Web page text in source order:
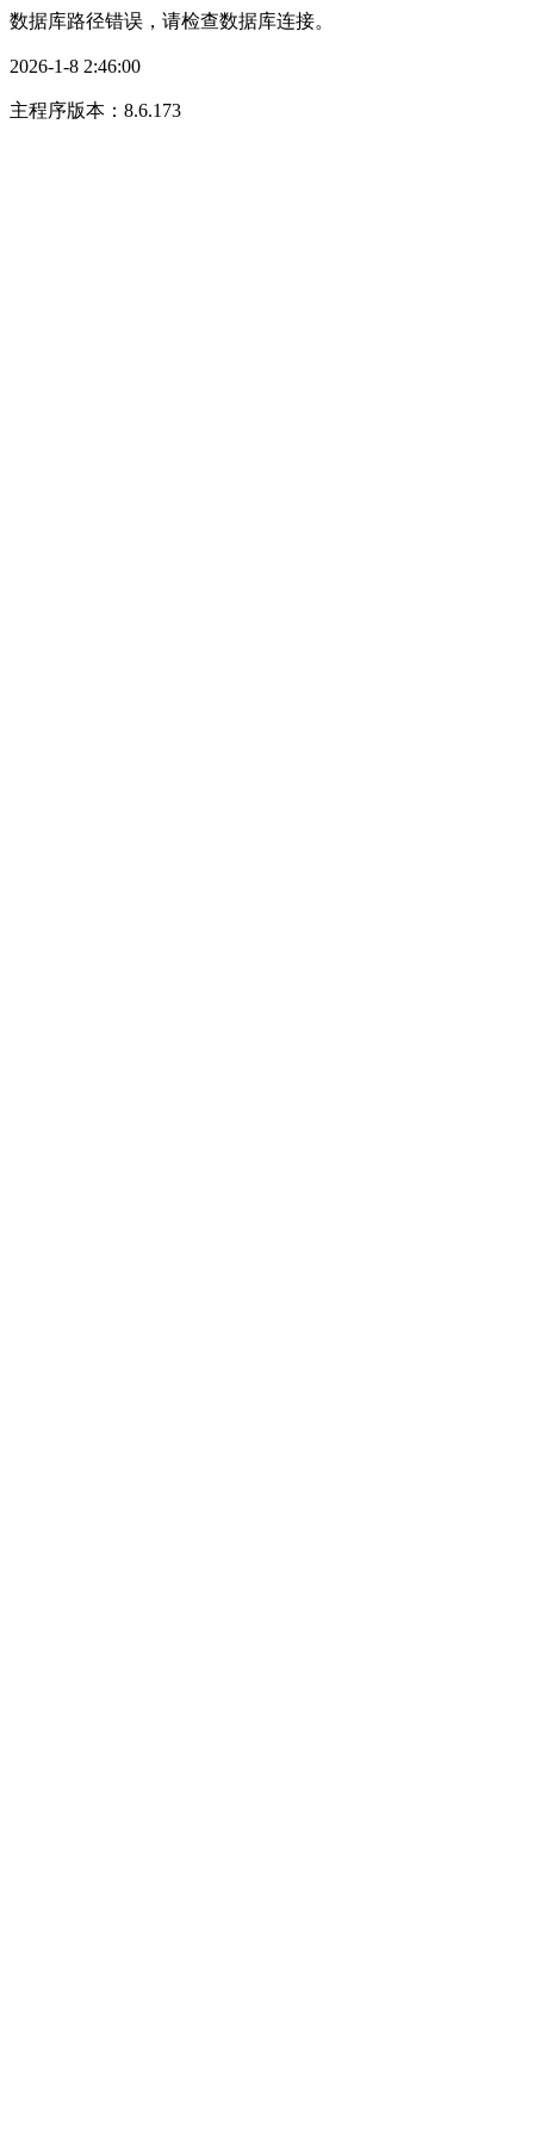
数据库路径错误，请检查数据库连接。
2026-1-8 2:46:00
主程序版本：8.6.173